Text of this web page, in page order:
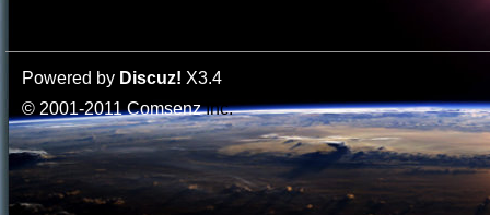
Powered by Discuz! X3.4
© 2001-2011ComsenzInc.